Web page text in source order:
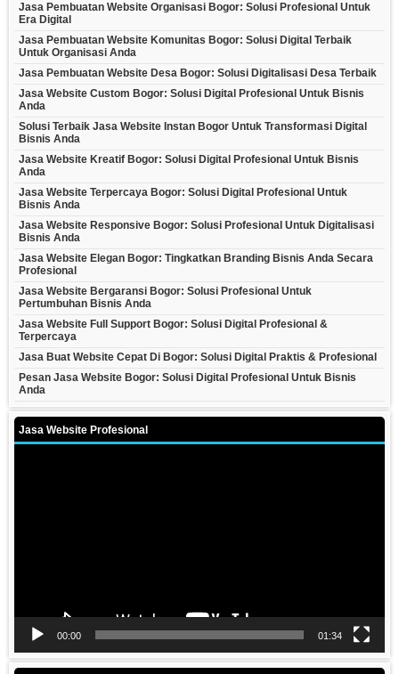
Jasa Pembuatan Website Organisasi Bogor: Solusi Profesional Untuk
Era Digital
Jasa Pembuatan Website Komunitas Bogor: Solusi Digital Terbaik
Untuk Organisasi Anda
Jasa Pembuatan Website Desa Bogor: Solusi Digitalisasi Desa Terbaik
Jasa Website Custom Bogor: Solusi Digital Profesional Untuk Bisnis
Anda
Solusi Terbaik Jasa Website Instan Bogor Untuk Transformasi Digital
Bisnis Anda
Jasa Website Kreatif Bogor: Solusi Digital Profesional Untuk Bisnis
Anda
Jasa Website Terpercaya Bogor: Solusi Digital Profesional Untuk
Bisnis Anda
Jasa Website Responsive Bogor: Solusi Profesional Untuk Digitalisasi
Bisnis Anda
Jasa Website Elegan Bogor: Tingkatkan Branding Bisnis Anda Secara
Profesional
Jasa Website Bergaransi Bogor: Solusi Profesional Untuk
Pertumbuhan Bisnis Anda
Jasa Website Full Support Bogor: Solusi Digital Profesional &
Terpercaya
Jasa Buat Website Cepat Di Bogor: Solusi Digital Praktis & Profesional
Pesan Jasa Website Bogor: Solusi Digital Profesional Untuk Bisnis
Anda
Jasa Website Profesional
00:00 01:34